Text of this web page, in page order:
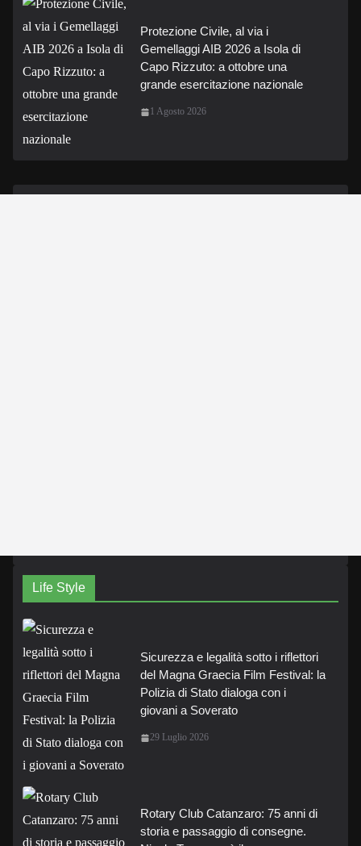
Protezione Civile, al via i
Gemellaggi AIB 2026 a Isola di
Capo Rizzuto: a ottobre una
grande esercitazione nazionale
1 Agosto 2026
Life Style
Sicurezza e legalità sotto i riflettori
del Magna Graecia Film Festival: la
Polizia di Stato dialoga con i
giovani a Soverato
29 Luglio 2026
Rotary Club Catanzaro: 75 anni di
storia e passaggio di consegne.